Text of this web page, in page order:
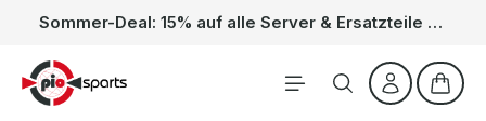
Zum Hauptinhalt springen Sommer-Deal: 15% auf alle Server & Ersatzteile – Kein Code nötig, der Rabatt wird automatisch im Warenkorb abgezogen. Gültig vom 01.06. bis 31.08.